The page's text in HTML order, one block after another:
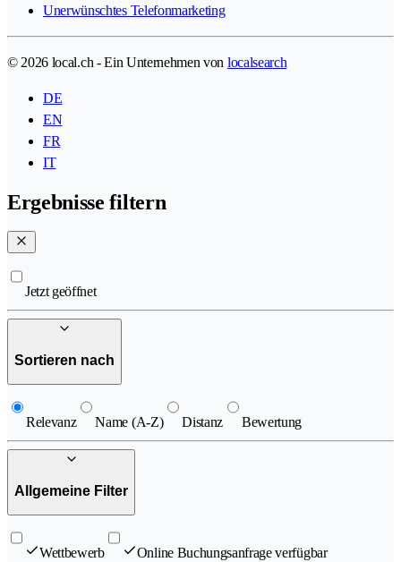
Unerwünschtes Telefonmarketing
© 2026 local.ch - Ein Unternehmen von localsearch
DE
EN
FR
IT
Ergebnisse filtern
Jetzt geöffnet
Sortieren nach
Relevanz Name (A-Z) Distanz Bewertung
Allgemeine Filter
Wettbewerb Online Buchungsanfrage verfügbar